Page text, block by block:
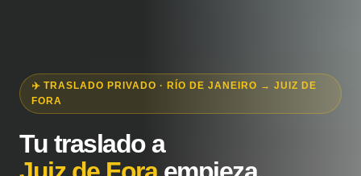
✈️ TRASLADO PRIVADO · RÍO DE JANEIRO → JUIZ DE
FORA
Tu traslado a